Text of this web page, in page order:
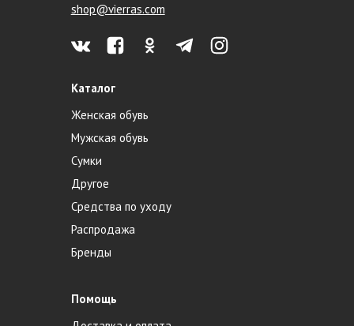
shop@vierras.com
Каталог
Женская обувь
Мужская обувь
Сумки
Другое
Средства по уходу
Распродажа
Бренды
Помощь